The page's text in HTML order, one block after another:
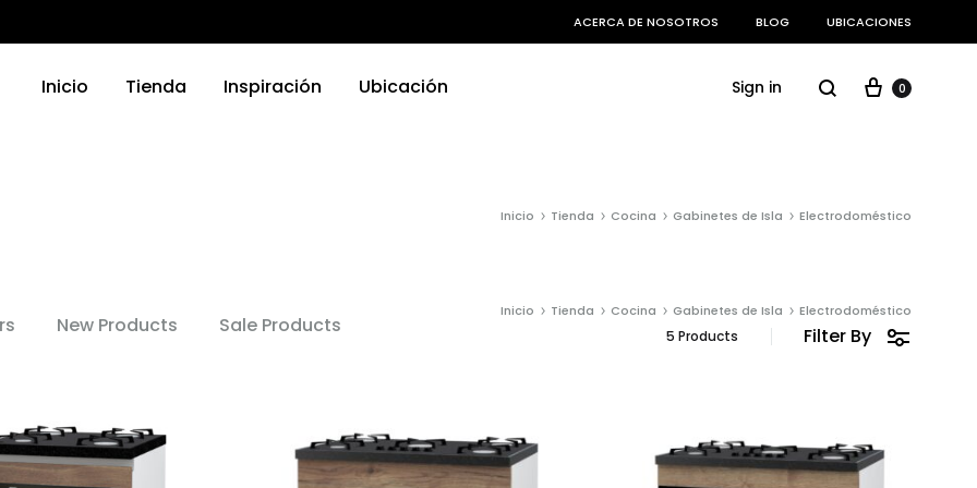
ACERCA DE NOSOTROS BLOG UBICACIONES
Inicio Tienda
Compactos
Inspiración Ubicación Sign in Search Cart
0
Inicio Tienda Cocina Gabinetes de Isla Electrodoméstico
Inicio Tienda Cocina Gabinetes de Isla Electrodoméstico
New Products Sale Products Filter By
5 Products